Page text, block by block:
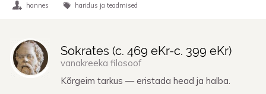
hannes haridus ja teadmised
Sokrates (c. 469 eKr-c. 399 eKr)
vanakreeka filosoof
Kõrgeim tarkus — eristada head ja halba.